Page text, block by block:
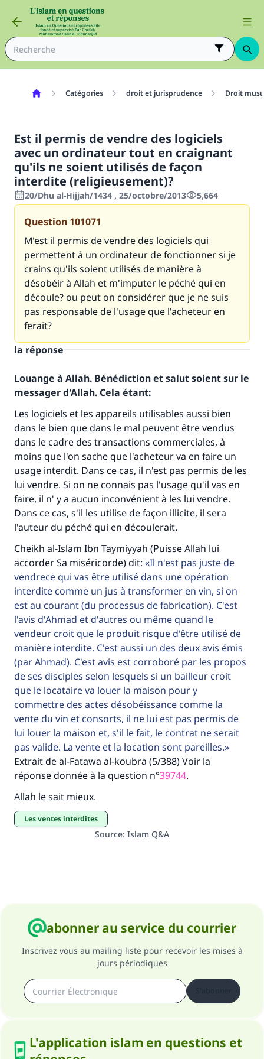
Catégories droit et jurisprudence Droit
Est il permis de vendre des logiciels
avec un ordinateur tout en craignant
qu'ils ne soient utilisés de façon
interdite (religieusement)?
20/Dhu al-Hijjah/1434 , 25/octobre/2013 5,664
Question 101071
M'est il permis de vendre des logiciels qui
permettent à un ordinateur de fonctionner si je
crains qu'ils soient utilisés de manière à
désobéir à Allah et m'imputer le péché qui en
découle? ou peut on considérer que je ne suis
pas responsable de l'usage que l'acheteur en
ferait?
la réponse
Louange à Allah. Bénédiction et salut soient sur le
messager d'Allah. Cela étant:
Les logiciels et les appareils utilisables aussi bien
dans le bien que dans le mal peuvent être vendus
dans le cadre des transactions commerciales, à
moins que l'on sache que l'acheteur va en faire un
usage interdit. Dans ce cas, il n'est pas permis de les
lui vendre. Si on ne connais pas l'usage qu'il vas en
faire, il n' y a aucun inconvénient à les lui vendre.
Dans ce cas, s'il les utilise de façon illicite, il sera
l'auteur du péché qui en découlerait.
Cheikh al-Islam Ibn Taymiyyah (Puisse Allah lui
accorder Sa miséricorde) dit: Il n'est pas juste de
vendrece qui vas être utilisé dans une opération
interdite comme un jus à transformer en vin, si on
est au courant (du processus de fabrication). C'est
l'avis d'Ahmad et d'autres ou même quand le
vendeur croit que le produit risque d'être utilisé de
manière interdite. C'est aussi un des deux avis émis
(par Ahmad). C'est avis est corroboré par les propos
de ses disciples selon lesquels si un bailleur croit
que le locataire va louer la maison pour y
commettre des actes désobéissance comme la
vente du vin et consorts, il ne lui est pas permis de
lui louer la maison et, s'il le fait, le contrat ne serait
pas valide. La vente et la location sont pareilles.
Extrait de al-Fatawa al-koubra (5/388) Voir la
réponse donnée à la question n°39744.
Allah le sait mieux.
Les ventes interdites
Source: Islam Q&A
abonner au service du courrier
Inscrivez vous au mailing liste pour recevoir les mises à
jours périodiques
L'application islam en questions et
Faites une différence dans la vie de
millions de personnes grâce à votre
contribution
Aidez nous à apporter des réponses.
Le Messager d'Allah (Paix sur lui) a dit:
"Celui qui indique une bonne action obtient la
même récompense que celui qui le fait."
(MOUSLIM 1893)
Soutenez IslamQA